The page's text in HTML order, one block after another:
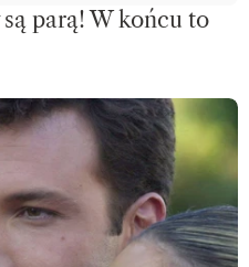
parą! W końcu to